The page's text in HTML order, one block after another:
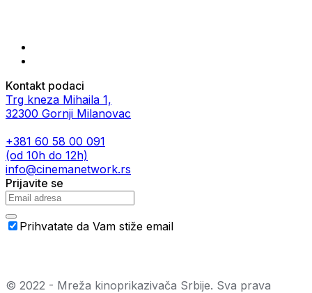
Kontakt podaci
Trg kneza Mihaila 1,
32300 Gornji Milanovac
+381 60 58 00 091
(od 10h do 12h)
info@cinemanetwork.rs
Prijavite se
Prihvatate da Vam stiže email
© 2022 - Mreža kinoprikazivača Srbije. Sva prava